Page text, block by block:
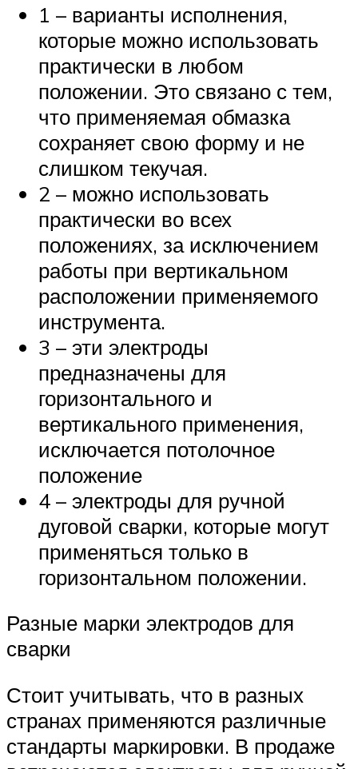
1 – варианты исполнения,
которые можно использовать
практически в любом
положении. Это связано с тем,
что применяемая обмазка
сохраняет свою форму и не
слишком текучая.
2 – можно использовать
практически во всех
положениях, за исключением
работы при вертикальном
расположении применяемого
инструмента.
3 – эти электроды
предназначены для
горизонтального и
вертикального применения,
исключается потолочное
положение
4 – электроды для ручной
дуговой сварки, которые могут
применяться только в
горизонтальном положении.
Разные марки электродов для
сварки
Стоит учитывать, что в разных
странах применяются различные
стандарты маркировки. В продаже